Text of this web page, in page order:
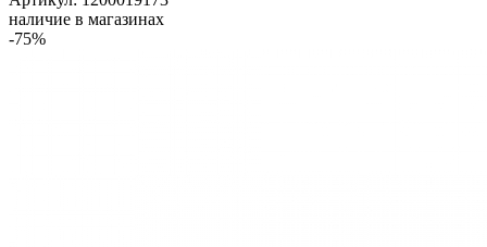
наличие в магазинах
-75%